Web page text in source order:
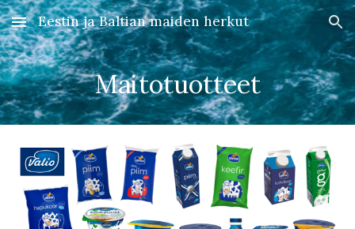
Skip to main content Skip to navigation
Eestin ja Baltian maiden herkut
Maitotuotteet